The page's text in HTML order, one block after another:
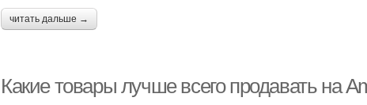
читать дальше →
Какие товары лучше всего продавать на